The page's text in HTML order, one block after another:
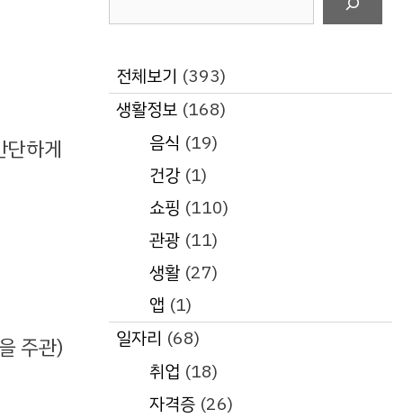
단하게
주관)
전체보기 (393)
생활정보 (168)
음식 (19)
건강(1)
쇼핑 (110)
관광(11)
생활(27)
앱 (1)
일자리 (68)
취업 (18)
자격증(26)